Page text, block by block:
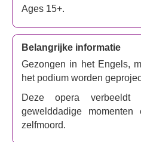
Ages 15+.
Belangrijke informatie
Gezongen in het Engels,
het podium worden
Deze opera verbeeldt
gewelddadige
zelfmoord.